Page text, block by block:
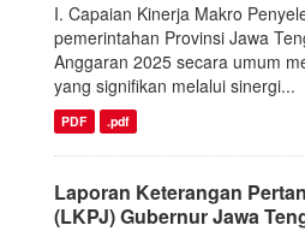
I. Capaian Kinerja Makro
pemerintahan Provinsi Jawa
Anggaran 2025 secara umum
yang signifikan melalui sinergi...
PDF .pdf
Laporan Keterangan
(LKPJ) Gubernur Jawa